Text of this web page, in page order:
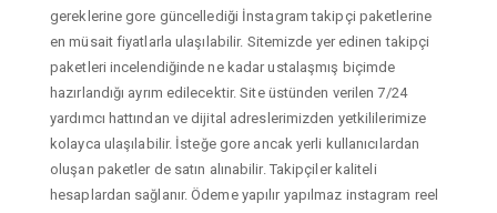
gereklerine gore güncellediği İnstagram takipçi paketlerine
en müsait fiyatlarla ulaşılabilir. Sitemizde yer edinen takipçi
paketleri incelendiğinde ne kadar ustalaşmış biçimde
hazırlandığı ayrım edilecektir. Site üstünden verilen 7/24
yardımcı hattından ve dijital adreslerimizden yetkililerimize
kolayca ulaşılabilir. İsteğe gore ancak yerli kullanıcılardan
oluşan paketler de satın alınabilir. Takipçiler kaliteli
hesaplardan sağlanır. Ödeme yapılır yapılmaz instagram reel